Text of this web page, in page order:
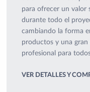
para ofrecer un valor
durante todo el
cambiando la forma
productos y una
profesional para
VER DETALLES Y